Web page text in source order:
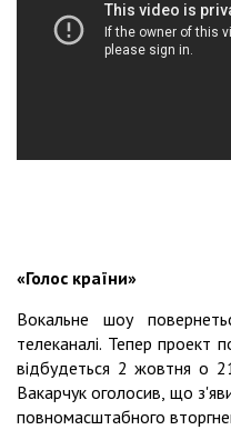
«Голос країни»
Вокальне шоу
телеканалі. Тепер проект
відбудеться 2 жовтня о
Вакарчук оголосив, що
повномасштабного